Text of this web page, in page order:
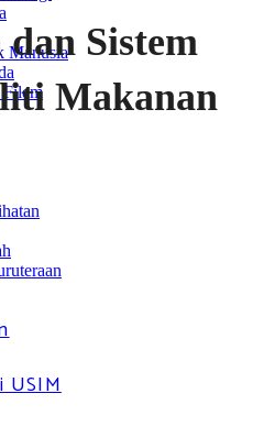
Manusia
Sistem
Makanan
USIM